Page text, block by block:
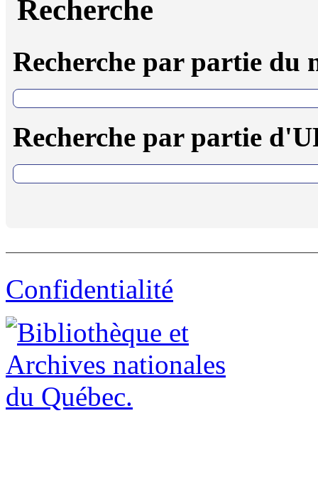
Recherche
Recherche par partie du
Recherche par partie
Confidentialité